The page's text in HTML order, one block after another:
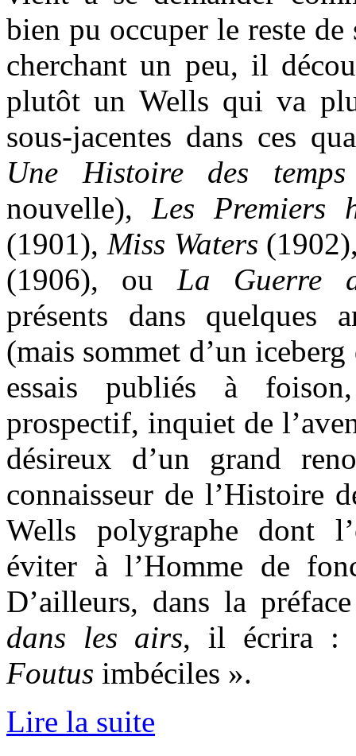
bien pu occuper le reste
cherchant un peu, il
plutôt un Wells qui va
sous-jacentes dans ces
Une Histoire des
nouvelle), Les Premiers
(1901), Miss Waters
(1906), ou La Guerre
présents dans quelques
(mais sommet d’un
essais publiés à
prospectif, inquiet de
désireux d’un grand
connaisseur de l’Histoire
Wells polygraphe dont
éviter à l’Homme de
D’ailleurs, dans la
dans les airs, il écrira :
Foutus imbéciles ».
Lire la suite